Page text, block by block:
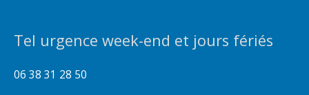
Tel urgence week-end et jours fériés
06 38 31 28 50